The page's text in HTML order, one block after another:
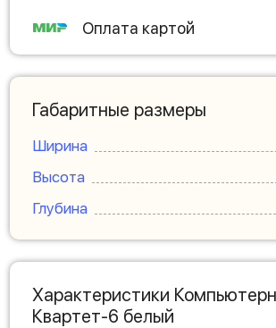
Оплата картой
Габаритные размеры
Ширина
Высота
Глубина
Характеристики
Квартет-6 белый